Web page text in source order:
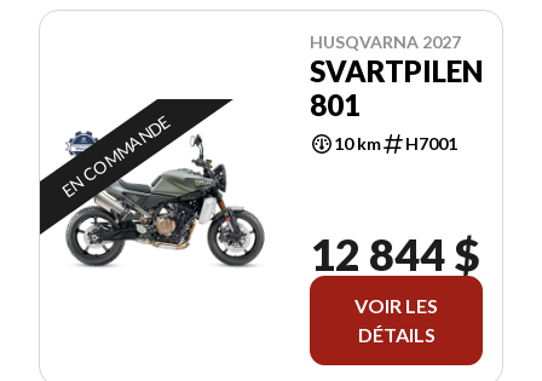
EN COMMANDE
HUSQVARNA 2027
SVARTPILEN
801
10 km H7001
12 844 $
VOIR LES
DÉTAILS